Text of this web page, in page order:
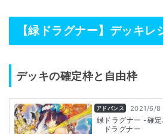
【緑ドラグナー】デッキレ
デッキの確定枠と自由枠
アドバンス 2021/6/8
緑ドラグナー -確
ドラグナー